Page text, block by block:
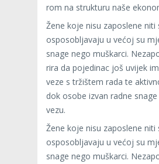
rom na struk­turu naše
Žene koje nisu zapos­lene niti
ospo­sob­lja­vaju u većoj su
snage nego muškarci.
rira da poje­di­nac još uvi­jek
veze s trži­štem rada te
dok osobe izvan radne
vezu.
Žene koje nisu zapos­lene niti
ospo­sob­lja­vaju u većoj su
snage nego muškarci.